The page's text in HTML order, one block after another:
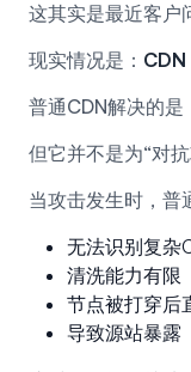
这其实是最近客户
现实情况是： CDN
普通CDN解决的
但它并不是为“对抗
当攻击发生时，普
无法识别复杂
清洗能力有限
节点被打穿后
导致源站暴露